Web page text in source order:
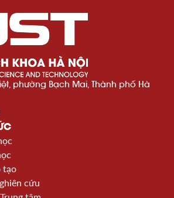
phường Bạch Mai, Thành phố Hà
tạo
cứu